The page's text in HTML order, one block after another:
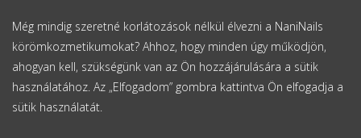
Még mindig szeretné korlátozások nélkül élvezni a NaniNails
körömkozmetikumokat? Ahhoz, hogy minden úgy működjön,
ahogyan kell, szükségünk van az Ön hozzájárulására a sütik
használatához. Az „Elfogadom” gombra kattintva Ön elfogadja a
sütik használatát.